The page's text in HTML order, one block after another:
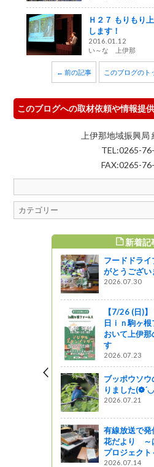
Ｈ２７ もりもり
します！
2016.01.12
い～な 上伊那
← 前の記事 このブログのト
このブログへの取材依頼や情報提
上伊那地域振興局
TEL:0265-
FAX:0265-
新着記
フードドライ
がとうござい
2026.07.30
【7/26 (日)
日ｉｎ駒ヶ
おいて上伊那
す
2026.07.23
ブッポウソ
りました
2026.07.21
有線放送で
花だより ～
プロジェクト
2026.07.14